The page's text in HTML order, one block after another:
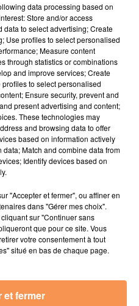
désolé pour la qualité
:-(
Yapaque
data processing based on
Store and/or access
to select advertising; Create
Use profiles to select personalised
Measure content
through statistics or combinations
and improve services; Create
to select personalised
Ensure security, prevent and
present advertising and content;
These technologies may
and browsing data to offer
based on information actively
Match and combine data from
Identify devices based on
"Accepter et fermer", ou affiner en
dans "Gérer mes choix".
sur "Continuer sans
que pour ce site. Vous
votre consentement à tout
situé en bas de chaque page.
et fermer